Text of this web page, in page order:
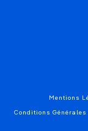
Mentions
Conditions